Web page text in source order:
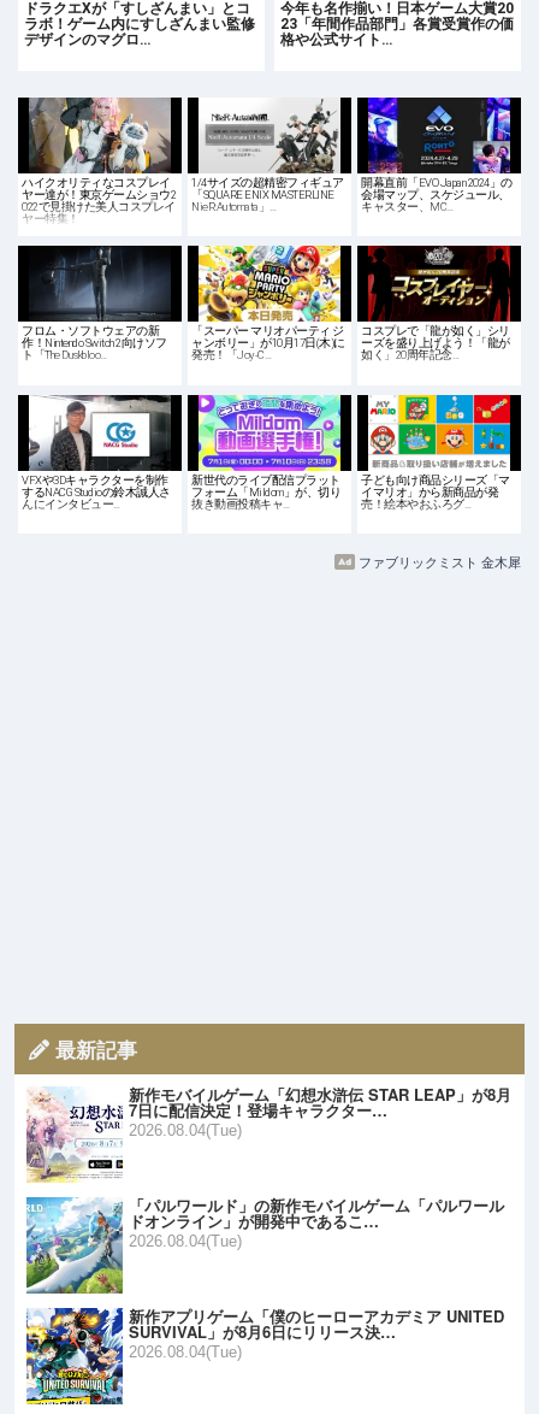
ドラクエXが「すしざんまい」とコ
ラボ！ゲーム内にすしざんまい監修
デザインのマグロ…
今年も名作揃い！日本ゲーム大賞20
23「年間作品部門」各賞受賞作の価
格や公式サイト…
ハイクオリティなコスプレイ
ヤー達が！東京ゲームショウ2
022で見掛けた美人コスプレイ
ヤー特集！
1/4サイズの超精密フィギュア
「SQUARE ENIX MASTERLINE
NieR:Automata」…
開幕直前「EVO Japan 2024」の
会場マップ、スケジュール、
キャスター、MC…
フロム・ソフトウェアの新
作！Nintendo Switch 2向けソフ
ト「The Duskbloo…
「スーパー マリオパーティ ジ
ャンボリー」が10月17日(木)に
発売！「Joy-C…
コスプレで「龍が如く」シリ
ーズを盛り上げよう！「龍が
如く」20周年記念…
VFXや3Dキャラクターを制作
するNACG Studioの鈴木誠人さ
んにインタビュー…
新世代のライブ配信プラット
フォーム「Mildom」が、切り
抜き動画投稿キャ…
子ども向け商品シリーズ「マ
イマリオ」から新商品が発
売！絵本やおふろグ…
ファブリックミスト 金木犀
最新記事
新作モバイルゲーム「幻想水滸伝 STAR LEAP」が8月
7日に配信決定！登場キャラクター…
2026.08.04(Tue)
「パルワールド」の新作モバイルゲーム「パルワール
ドオンライン」が開発中であるこ…
2026.08.04(Tue)
新作アプリゲーム「僕のヒーローアカデミア UNITED
SURVIVAL」が8月6日にリリース決…
2026.08.04(Tue)